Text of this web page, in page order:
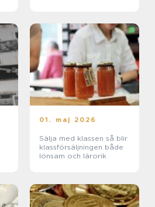
01. maj 2026
Sälja med klassen så blir
klassförsäljningen både
lönsam och lärorik